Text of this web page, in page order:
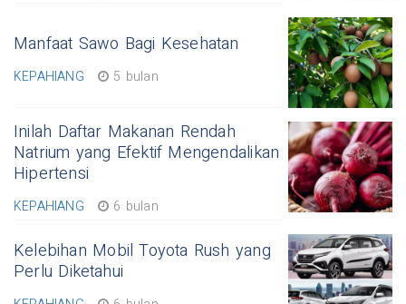
Manfaat Sawo Bagi Kesehatan
KEPAHIANG 5 bulan
Inilah Daftar Makanan Rendah
Natrium yang Efektif Mengendalikan
Hipertensi
KEPAHIANG 6 bulan
Kelebihan Mobil Toyota Rush yang
Perlu Diketahui